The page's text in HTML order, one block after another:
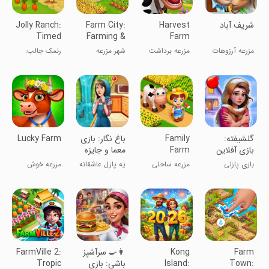
‏‏‏‏‏‏‏‏‏شریف آباد
مزرعه آرزوهات
Harvest
Farm
مزرعه برداشت
Farm City:
Farming &
Building
شهر مزرعه
Jolly Ranch:
Timed
Arcade Fun
رنمک جالب:
زمان‌دار
‏گلشیفته:
بازی آفلاین
فکری و
جورچین
بازی پازلی
Family
Farm
Seaside®
مزرعه ساحلی
‏‏‏‏‏‏‏‏‏‏‏‏‏‏باغ نگار: بازی
معما و جایزه
یه پازل عاشقانه
Lucky Farm
مزرعه خوش
Farm
Town:
Kong
Island:
‏‏‏‏‏‏‏‏👩‍🍳 سرآشپز
باشی: بازی
FarmVille 2:
Tropic